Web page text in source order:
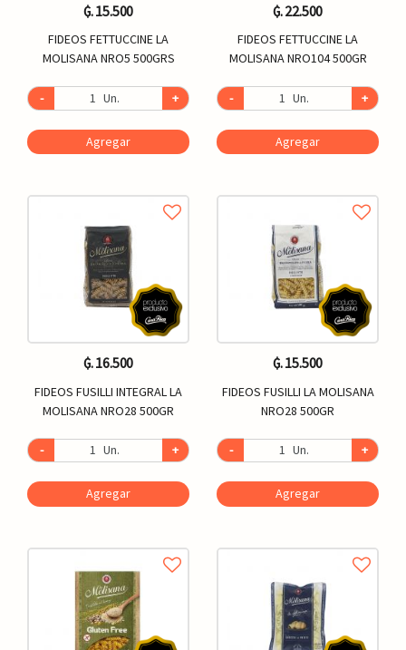
₲. 15.500
FIDEOS FETTUCCINE LA
MOLISANA NRO5 500GRS
- Un. +
Agregar
₲. 22.500
FIDEOS FETTUCCINE LA
MOLISANA NRO104 500GR
- Un. +
Agregar
₲. 16.500
FIDEOS FUSILLI INTEGRAL LA
MOLISANA NRO28 500GR
- Un. +
Agregar
₲. 15.500
FIDEOS FUSILLI LA MOLISANA
NRO28 500GR
- Un. +
Agregar